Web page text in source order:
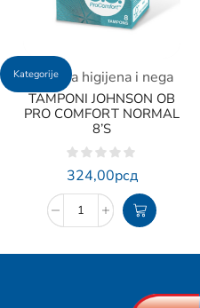
Kategorije
Intimna higijena i nega
TAMPONI JOHNSON OB
PRO COMFORT NORMAL
8’S
324,00рсд